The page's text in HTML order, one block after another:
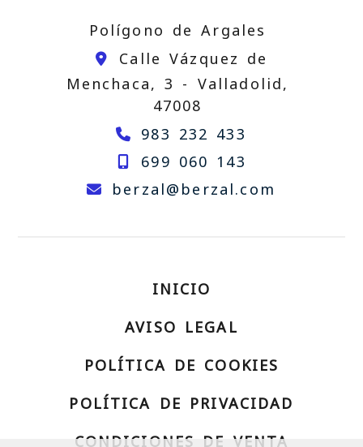
Polígono de Argales
Calle Vázquez de
Menchaca, 3 - Valladolid,
47008
983 232 433
699 060 143
berzal
berzal.com
INICIO
AVISO LEGAL
POLÍTICA DE COOKIES
POLÍTICA DE PRIVACIDAD
CONDICIONES DE VENTA